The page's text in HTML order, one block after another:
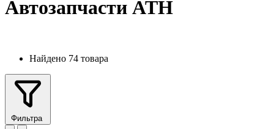
Автозапчасти ATH
Найдено 74 товара
Фильтра